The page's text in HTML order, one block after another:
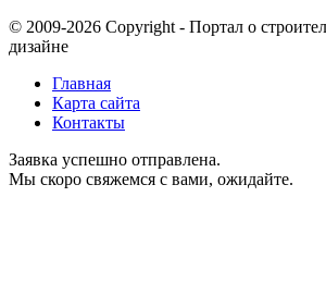
© 2009-2026 Copyright - Портал о
дизайне
Главная
Карта сайта
Контакты
Заявка успешно отправлена.
Мы скоро свяжемся с вами, ожидайте.